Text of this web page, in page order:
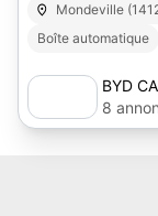
Mondeville
Boîte automatique
BYD
8